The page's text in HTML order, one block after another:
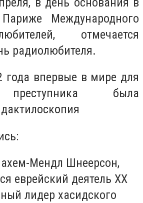
Международного
отмечается
радиолюбителя.
года впервые в мире для
преступника была
Мендл Шнеерсон,
еврейский деятель ХХ
лидер хасидского